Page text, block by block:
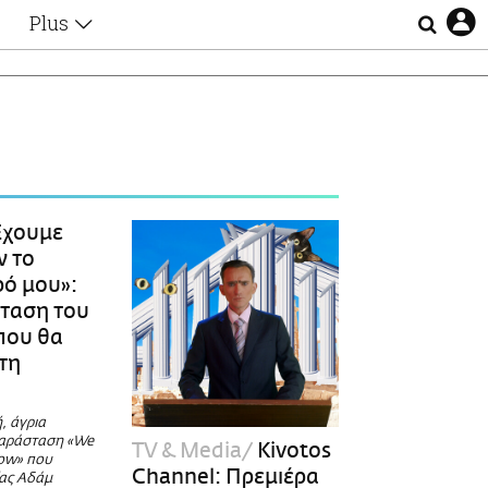
Plus
Οι Αθηναίοι
Απώλειες
Lgbtqi+
Επιλογές
το
μου»:
του
θα
άγρια
«We
που
Αδάμ
TV & Media Kivotos
Channel: Πρεμιέρα